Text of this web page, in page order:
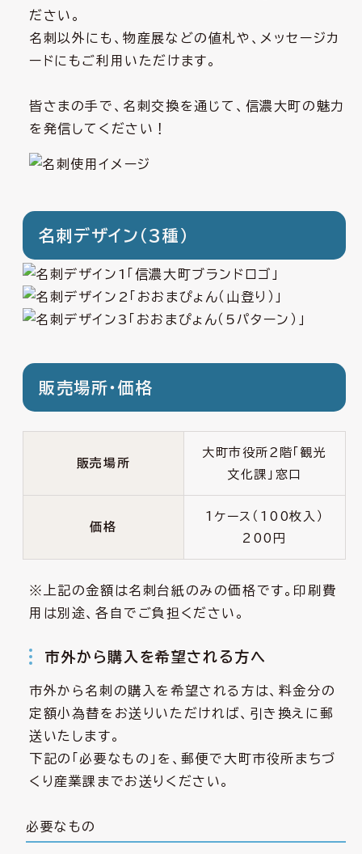
ださい。
名刺以外にも、物産展などの値札や、メッセージカ
ードにもご利用いただけます。
皆さまの手で、名刺交換を通じて、信濃大町の魅力
を発信してください！
名刺デザイン（3種）
販売場所・価格
販売場所
大町市役所２階「観光
文化課」窓口
価格
1ケース（100枚入）
200円
※上記の金額は名刺台紙のみの価格です。印刷費
用は別途、各自でご負担ください。
市外から購入を希望される方へ
市外から名刺の購入を希望される方は、料金分の
定額小為替をお送りいただければ、引き換えに郵
送いたします。
下記の「必要なもの」を、郵便で大町市役所まちづ
くり産業課までお送りください。
必要なもの